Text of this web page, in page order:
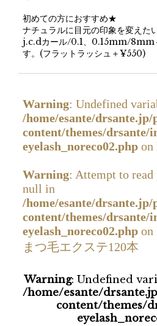
初めての方におすすめ★
ナチュラルに目元の印象を変えた
j.c.dカール/0.1、0.15mm/8mm
す。(フラットラッシュ＋¥550)
Warning: Undefined
/home/esante/drsante.jp/
content/themes/drsante/
eyelash_noreco02.phpon
Warning: Attempt to
null in
/home/esante/drsante.jp/
content/themes/drsante/
eyelash_noreco02.phpon
まつ毛エクステ120本
Warning: Undefined
/home/esante/
content/themes/